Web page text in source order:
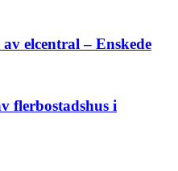
elcentral – Enskede
flerbostadshus i